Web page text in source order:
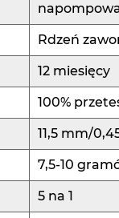
Rdzeń
12 miesięcy
100%
11,5 mm/
7,5-10
5 na 1